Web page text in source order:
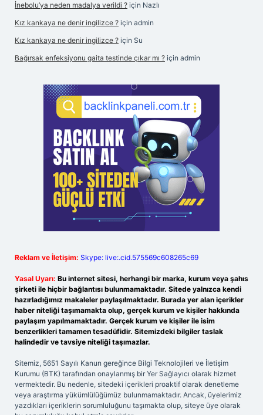
İnebolu’ya neden madalya verildi ? için Nazlı
Kız kankaya ne denir ingilizce ? için admin
Kız kankaya ne denir ingilizce ? için Su
Bağırsak enfeksiyonu gaita testinde çıkar mı ? için admin
Reklam ve İletişim: Skype: live:.cid.575569c608265c69
Yasal Uyarı: Bu internet sitesi, herhangi bir marka, kurum veya şahıs
şirketi ile hiçbir bağlantısı bulunmamaktadır. Sitede yalnızca kendi
hazırladığımız makaleler paylaşılmaktadır. Burada yer alan içerikler
haber niteliği taşımamakta olup, gerçek kurum ve kişiler hakkında
paylaşım yapılmamaktadır. Gerçek kurum ve kişiler ile isim
benzerlikleri tamamen tesadüfidir. Sitemizdeki bilgiler taslak
halindedir ve tavsiye niteliği taşımazlar.
Sitemiz, 5651 Sayılı Kanun gereğince Bilgi Teknolojileri ve İletişim
Kurumu (BTK) tarafından onaylanmış bir Yer Sağlayıcı olarak hizmet
vermektedir. Bu nedenle, sitedeki içerikleri proaktif olarak denetleme
veya araştırma yükümlülüğümüz bulunmamaktadır. Ancak, üyelerimiz
yazdıkları içeriklerin sorumluluğunu taşımakta olup, siteye üye olarak